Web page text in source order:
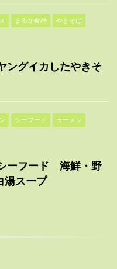
まるか食品
やきそば
ングイカしたやきそ
シーフード
ラーメン
ーフード 海鮮・野
湯スープ